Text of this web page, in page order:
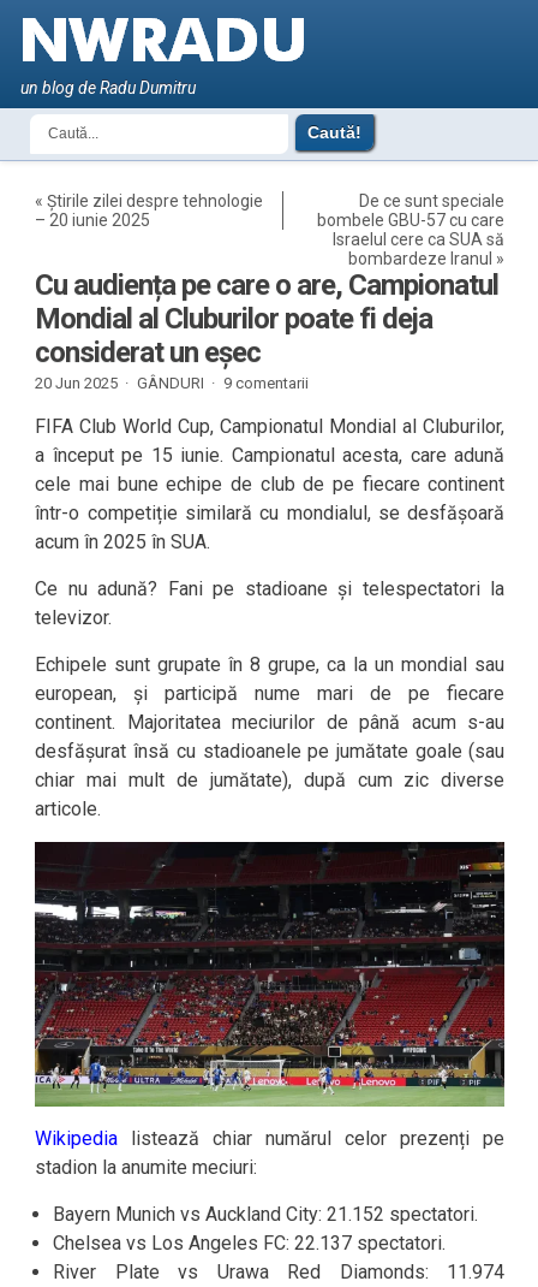
un blog de Radu Dumitru
«Știrile zilei despre tehnologie
– 20 iunie 2025
De ce sunt speciale
bombele GBU-57 cu care
Israelul cere ca SUA să
bombardeze Iranul »
Cu audiența pe care o are, Campionatul
Mondial al Cluburilor poate fi deja
considerat un eșec
20 Jun 2025 · GÂNDURI · 9 comentarii
FIFA Club World Cup, Campionatul Mondial al Cluburilor,
a început pe 15 iunie. Campionatul acesta, care adună
cele mai bune echipe de club de pe fiecare continent
într-o competiție similară cu mondialul, se desfășoară
acum în 2025 în SUA.
Ce nu adună? Fani pe stadioane și telespectatori la
televizor.
Echipele sunt grupate în 8 grupe, ca la un mondial sau
european, și participă nume mari de pe fiecare
continent. Majoritatea meciurilor de până acum s-au
desfășurat însă cu stadioanele pe jumătate goale (sau
chiar mai mult de jumătate), după cum zic diverse
articole.
Wikipedia listează chiar numărul celor prezenți pe
stadion la anumite meciuri:
Bayern Munich vs Auckland City: 21.152 spectatori.
Chelsea vs Los Angeles FC: 22.137 spectatori.
River Plate vs Urawa Red Diamonds: 11.974